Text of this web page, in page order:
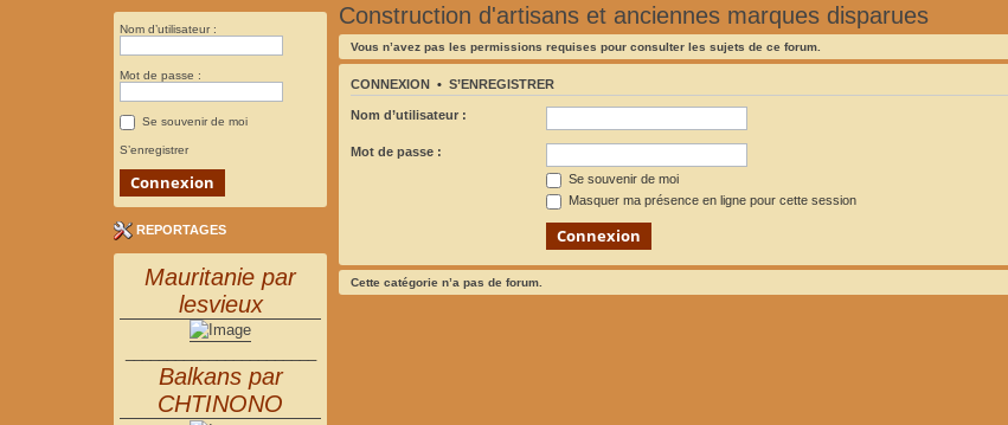
Construction d'artisans et anciennes marques disparues
Vous n’avez pas les permissions requises pour consulter les sujets de ce forum.
CONNEXION • S’ENREGISTRER
Nom d’utilisateur :
Mot de passe :
Se souvenir de moi
Masquer ma présence en ligne pour cette session
Cette catégorie n’a pas de forum.
Nom d’utilisateur :
Mot de passe :
Se souvenir de moi
S’enregistrer
REPORTAGES
Mauritanie par
lesvieux
Balkans par
CHTINONO